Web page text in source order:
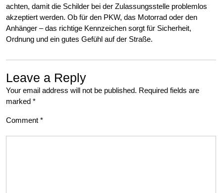
achten, damit die Schilder bei der Zulassungsstelle problemlos
akzeptiert werden. Ob für den PKW, das Motorrad oder den
Anhänger – das richtige Kennzeichen sorgt für Sicherheit,
Ordnung und ein gutes Gefühl auf der Straße.
Leave a Reply
Your email address will not be published. Required fields are
marked *
Comment *